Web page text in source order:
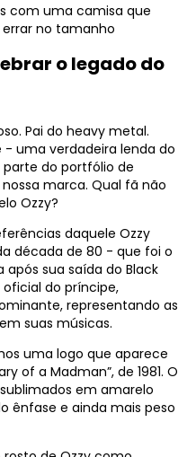
com uma camisa que
no tamanho
o legado do
Pai do heavy metal.
- uma verdadeira lenda do
do portfólio de
marca. Qual fã não
Ozzy?
daquele Ozzy
década de 80 - que foi o
sua saída do Black
do príncipe,
representando as
suas músicas.
uma logo que aparece
of a Madman”, de 1981. O
em amarelo
ênfase e ainda mais peso